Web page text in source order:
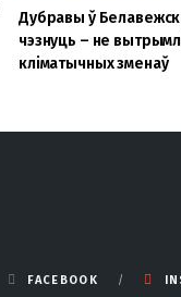
Дубравы ў
чэзнуць – не
кліматычных зменаў
FACEBOOK